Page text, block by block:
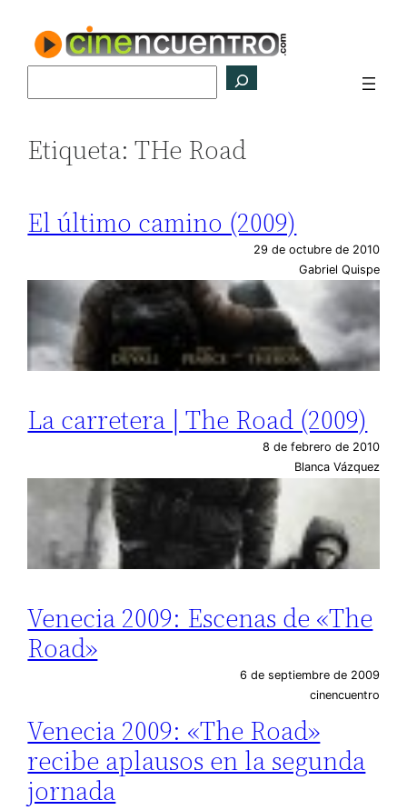
contenido
Etiqueta:THe Road
El último camino (2009)
29 de octubre de 2010
Gabriel Quispe
La carretera | The Road (2009)
8 de febrero de 2010
Blanca Vázquez
Venecia 2009: Escenas de «The
Road»
6 de septiembre de 2009
cinencuentro
Venecia 2009: «The Road»
recibe aplausos en la segunda
jornada